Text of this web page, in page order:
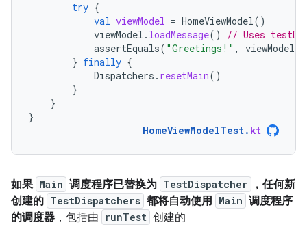
try {
val viewModel = HomeViewModel()
viewModel . loadMessage()
// Uses
assertEquals( "Greetings!" , viewModel
} finally {
Dispatchers . resetMain()
}
}
}
HomeViewModelTest. kt
如果 Main 调度程序已替换为 TestDispatcher
，任何新
创建的 TestDispatchers 都将自动使用 Main 调度程序
的调度器 ，包括由 runTest 创建的